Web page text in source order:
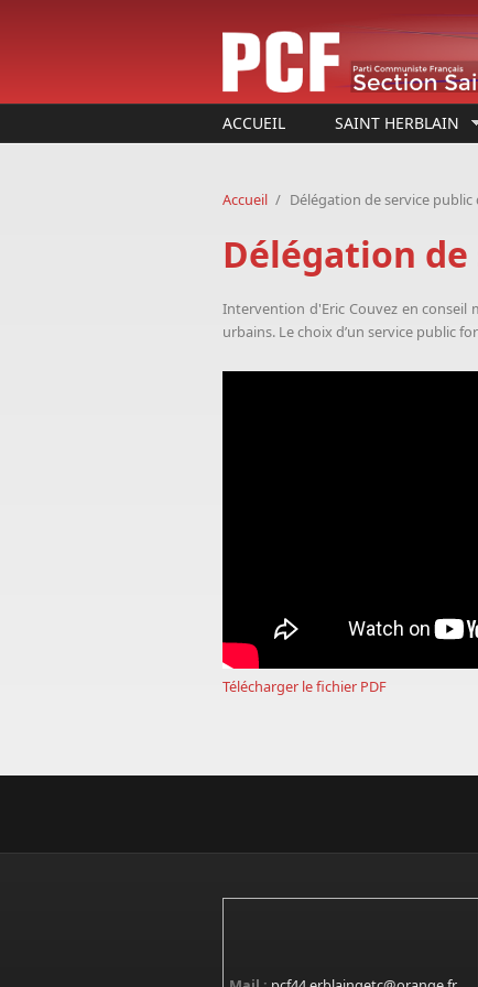
ACCUEIL SAINT HERBLAIN
Accueil / Délégation de service
Délégation
Intervention d'Eric Couvez en conseil
urbains. Le choix d’un service public
Télécharger le fichier PDF